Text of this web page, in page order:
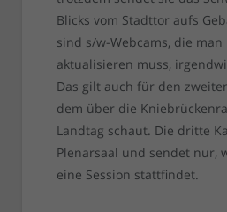
Blicks vom Stadttor aufs
sind s/w-Webcams, die man
aktualisieren muss,
Das gilt auch für den
dem über die
Landtag schaut. Die dritte
Plenarsaal und sendet nur,
eine Session stattfindet.